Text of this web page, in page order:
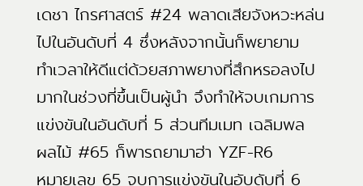
เดชา ไกรศาสตร์ #24 พลาดเสียจังหวะหล่น
ไปในอันดับที่ 4 ซึ่งหลังจากนั้นก็พยายาม
ทำเวลาให้ดีแต่ด้วยสภาพยางที่สึกหรอลงไป
มากในช่วงที่ขึ้นเป็นผู้นำ จึงทำให้จบเกมการ
แข่งขันในอันดับที่ 5 ส่วนทีมเมท เฉลิมพล
ผลไม้ #65 ก็พารถยามาฮ่า YZF-R6
หมายเลข 65 จบการแข่งขันในอับดับที่ 6